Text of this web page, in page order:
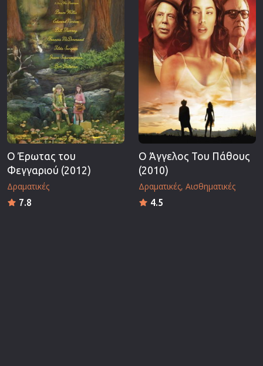
Ο Έρωτας του
Φεγγαριού (2012)
Δραματικές
7.8
Ο Άγγελος Του Πάθους
(2010)
Δραματικές Αισθηματικές
4.5